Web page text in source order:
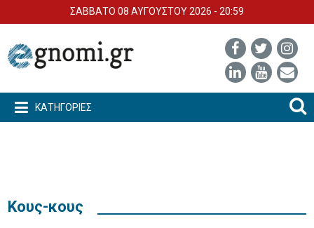
ΣΑΒΒΑΤΟ 08 ΑΥΓΟΥΣΤΟΥ 2026 - 20:59
ΚΑΤΗΓΟΡΙΕΣ
Κους-κους